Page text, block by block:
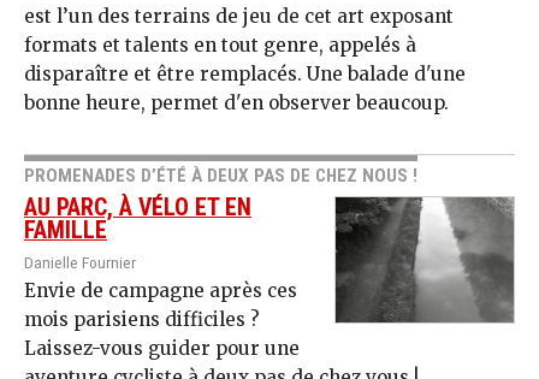
est l’un des terrains de jeu de cet art exposant
formats et talents en tout genre, appelés à
disparaître et être remplacés. Une balade d'une
bonne heure, permet d'en observer beaucoup.
PROMENADES D’ÉTÉ À DEUX PAS DE CHEZ NOUS !
AU PARC, À VÉLO ET EN
FAMILLE
Danielle Fournier
Envie de campagne après ces
mois parisiens difficiles ?
Laissez-vous guider pour une